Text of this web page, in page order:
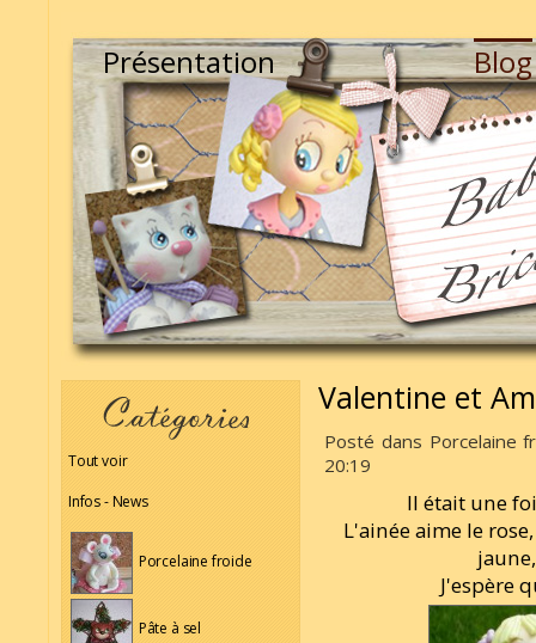
Présentation Blog
Tout voir
Infos - News
Porcelaine froide
Pâte à sel
Valentine et
Posté dans Porcelaine
20:19
Il était une
L'ainée aime le
J'espère